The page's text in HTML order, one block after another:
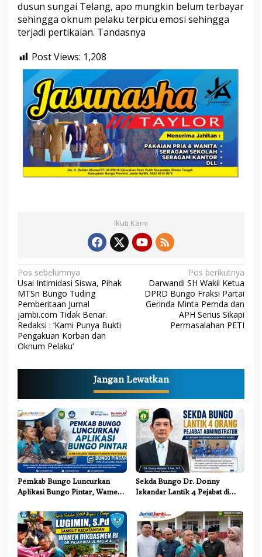
dusun sungai Telang, apo mungkin belum terbayar
sehingga oknum pelaku terpicu emosi sehingga
terjadi pertikaian. Tandasnya
Post Views: 1,208
Ikuti Kami
N
a
v
i
g
s
p
o
s
Pos sebelumnya
Usai Intimidasi Siswa, Pihak
MTSn Bungo Tuding
Pemberitaan Jurnal
jambi.com Tidak Benar.
Redaksi : ‘Kami Punya Bukti
Pengakuan Korban dan
Oknum Pelaku’
Pos berikutnya
Darwandi SH Wakil Ketua
DPRD Bungo Fraksi Partai
Gerinda Minta Pemda dan
APH Serius Sikapi
Permasalahan PETI
Jangan Lewatkan
Pemkab Bungo Luncurkan
Aplikasi Bungo Pintar, Wamen
Pendidikan yang Progresif
Sekda Bungo Dr. Donny
Iskandar Lantik 4 Pejabat di